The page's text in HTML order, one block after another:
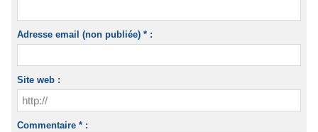
Adresse email (non publiée) * :
Site web :
Commentaire * :